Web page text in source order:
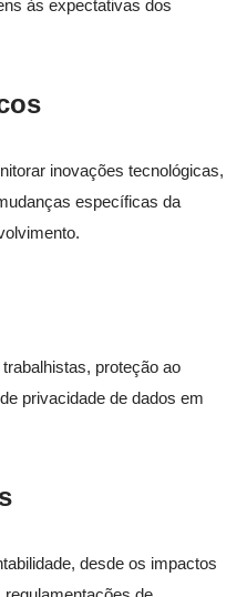
às expectativas dos
inovações tecnológicas,
específicas da
proteção ao
privacidade de dados em
desde os impactos